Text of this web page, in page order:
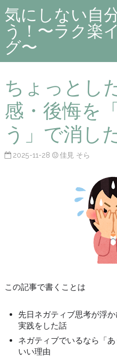
気にしない自
う！〜ラク楽
グ〜
ちょっとし
感・後悔を
う」で消し
2025-11-28 佳見 そら
この記事で書くことは
先日ネガティブ思考が浮
実践をした話
ネガティブでいるなら「
いい理由